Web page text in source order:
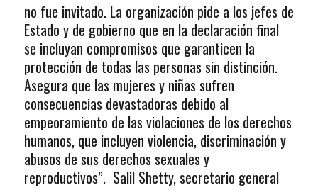
no fue invitado. La organización pide a los jefes de
Estado y de gobierno que en la declaración final
se incluyan compromisos que garanticen la
protección de todas las personas sin distinción.
Asegura que las mujeres y niñas sufren
consecuencias devastadoras debido al
empeoramiento de las violaciones de los derechos
humanos, que incluyen violencia, discriminación y
abusos de sus derechos sexuales y
reproductivos”. Salil Shetty, secretario general